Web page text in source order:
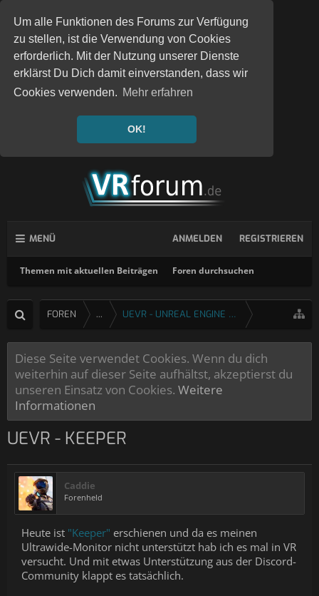
Um alle Funktionen des Forums zur Verfügung
zu stellen, ist die Verwendung von Cookies
erforderlich. Mit der Nutzung unserer Dienste
erklärst Du Dich damit einverstanden, dass wir
Cookies verwenden. Mehr erfahren
OK!
MENÜ
Themen mit aktuellen Beiträgen Foren durchsuchen
ANMELDEN REGISTRIEREN
FOREN ... UEVR - UNREAL ENGINE 4 & 5 VR INJEKTOR
Diese Seite verwendet Cookies. Wenn du dich
weiterhin auf dieser Seite aufhältst, akzeptierst du
unseren Einsatz von Cookies. Weitere
Informationen
UEVR - KEEPER
Caddie
Forenheld
Heute ist "Keeper" erschienen und da es meinen
Ultrawide-Monitor nicht unterstützt hab ich es mal in VR
versucht. Und mit etwas Unterstützung aus der Discord-
Community klappt es tatsächlich.